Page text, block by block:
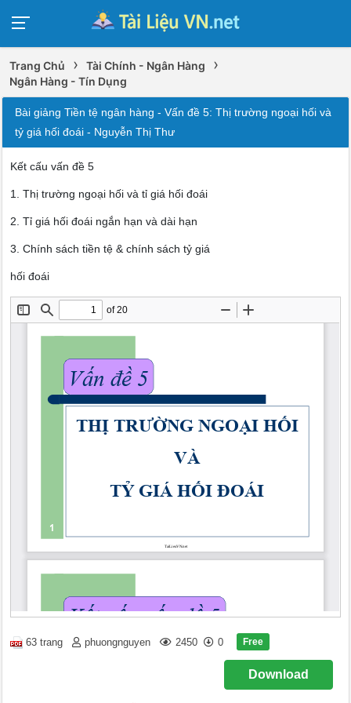
Trang Chủ › Tài Chính - Ngân Hàng ›
Ngân Hàng - Tín Dụng
Bài giảng Tiền tệ ngân hàng - Vấn đề 5: Thị trường ngoại hối và
tỷ giá hối đoái - Nguyễn Thị Thư
Kết cấu vấn đề 5
1. Thị trường ngoại hối và tỉ giá hối đoái
2. Tỉ giá hối đoái ngắn hạn và dài hạn
3. Chính sách tiền tệ & chính sách tỷ giá
hối đoái
63 trang phuongnguyen 2450 0 Free
Download